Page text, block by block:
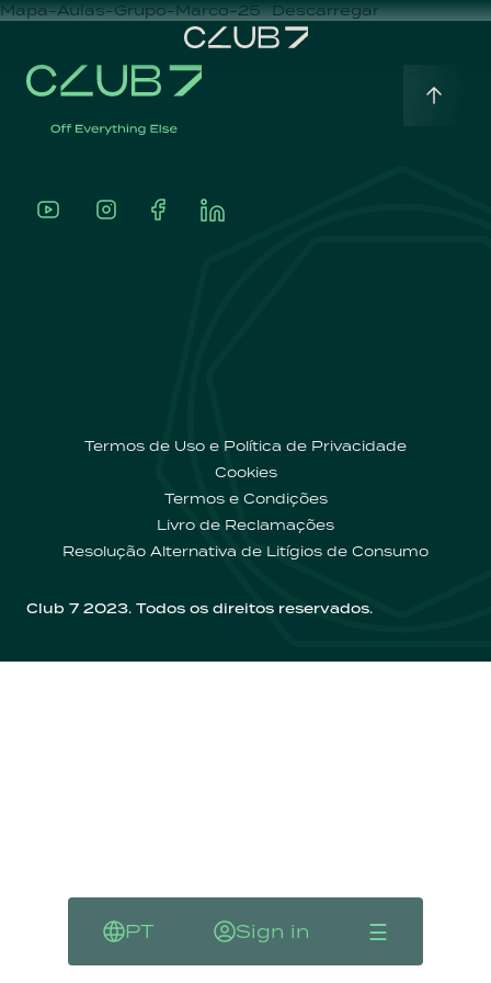
PT
LanguageSign in
Sign in ☰Menu
Home
oferta
Contactos
Português
Mapa-Aulas-Grupo-Marco-25 Descarregar
Termos de Uso e Política de Privacidade
Cookies
Termos e Condições
Livro de Reclamações
Resolução Alternativa de Litígios de Consumo
Club 7 2023. Todos os direitos reservados.